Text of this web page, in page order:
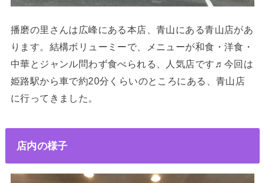
播磨の里さんは広峰にある本店、青山にある青山店があ
ります。結構ボリューミーで、メニューが和食・洋食・
中華とジャンル問わず食べられる、人気店です♬今回は
姫路駅から車で約20分くらいのところにある、青山店
に行ってきました。
店内の様子